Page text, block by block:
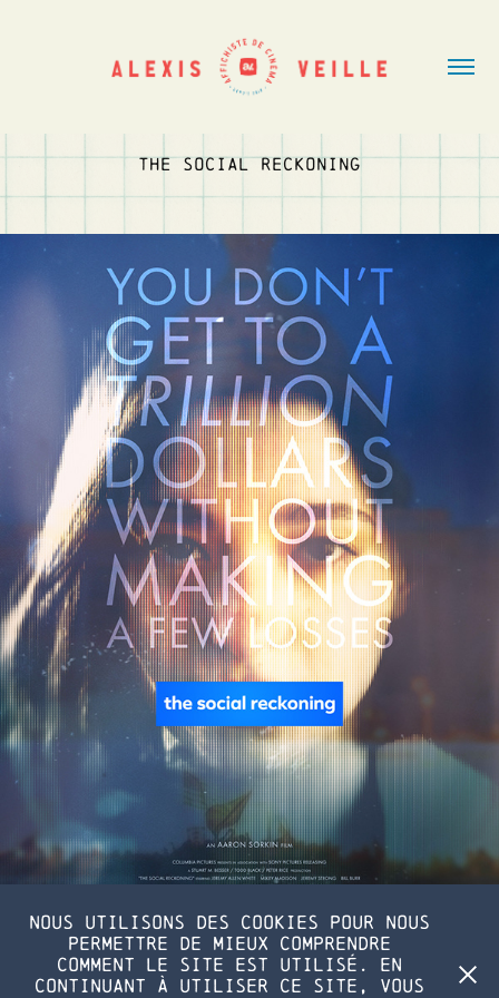
THE SOCIAL RECKONING
Nous utilisons des cookies pour nous
permettre de mieux comprendre
comment le site est utilisé. En
continuant à utiliser ce site, vous